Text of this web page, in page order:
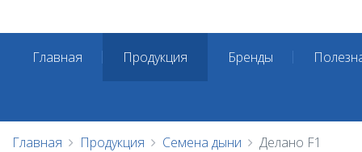
Главная Продукция Бренды
Главная Продукция Семена дыни Делано F1